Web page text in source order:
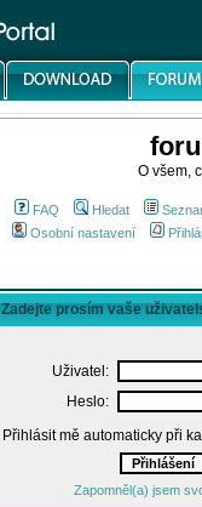
O všem,
FAQ Hledat
Osobní nastavení
Zadejte prosím vaše
Uživatel:
Heslo:
Přihlásit mě automaticky při
Zapomněl(a) jsem